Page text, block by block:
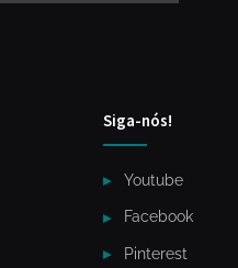
Siga-nós!
Youtube
Facebook
Pinterest